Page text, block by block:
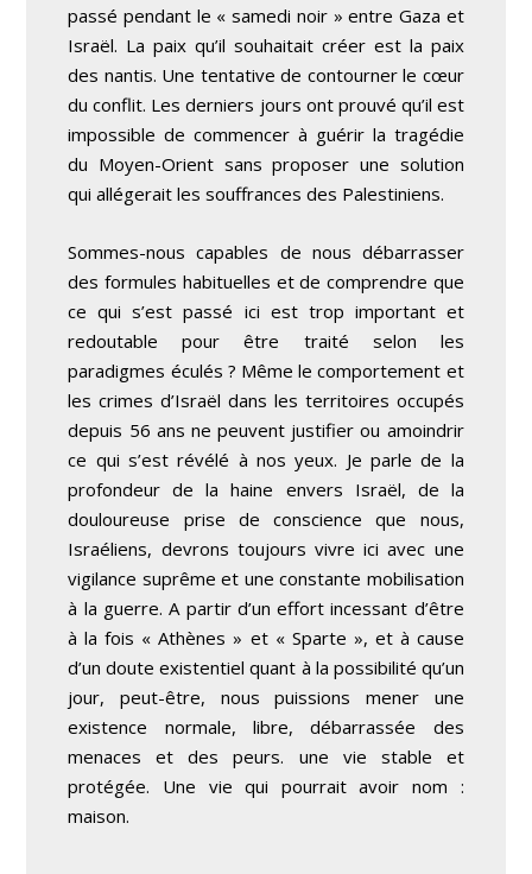
passé pendant le « samedi noir » entre Gaza et
Israël. La paix qu’il souhaitait créer est la paix
des nantis. Une tentative de contourner le cœur
du conflit. Les derniers jours ont prouvé qu’il est
impossible de commencer à guérir la tragédie
du Moyen-Orient sans proposer une solution
qui allégerait les souffrances des Palestiniens.
Sommes-nous capables de nous débarrasser
des formules habituelles et de comprendre que
ce qui s’est passé ici est trop important et
redoutable pour être traité selon les
paradigmes éculés ? Même le comportement et
les crimes d’Israël dans les territoires occupés
depuis 56 ans ne peuvent justifier ou amoindrir
ce qui s’est révélé à nos yeux. Je parle de la
profondeur de la haine envers Israël, de la
douloureuse prise de conscience que nous,
Israéliens, devrons toujours vivre ici avec une
vigilance suprême et une constante mobilisation
à la guerre. A partir d’un effort incessant d’être
à la fois « Athènes » et « Sparte », et à cause
d’un doute existentiel quant à la possibilité qu’un
jour, peut-être, nous puissions mener une
existence normale, libre, débarrassée des
menaces et des peurs. une vie stable et
protégée. Une vie qui pourrait avoir nom :
maison.